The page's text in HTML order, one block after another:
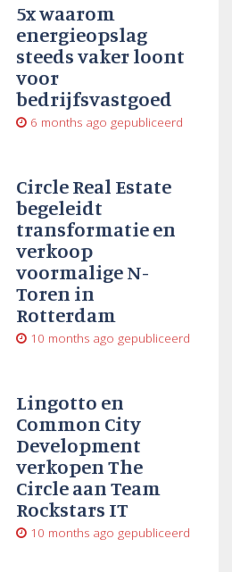
5x waarom
energieopslag
steeds vaker loont
voor
bedrijfsvastgoed
6 months ago gepubliceerd
Circle Real Estate
begeleidt
transformatie en
verkoop
voormalige N-
Toren in
Rotterdam
10 months ago gepubliceerd
Lingotto en
Common City
Development
verkopen The
Circle aan Team
Rockstars IT
10 months ago gepubliceerd